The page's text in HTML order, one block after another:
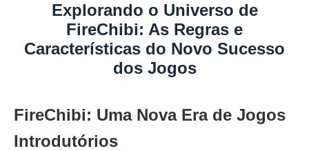
Explorando o Universo de
FireChibi: As Regras e
Características do Novo Sucesso
dos Jogos
FireChibi: Uma Nova Era de Jogos
Introdutórios